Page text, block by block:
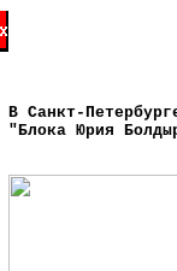
В Санкт-
"Блока Юрия